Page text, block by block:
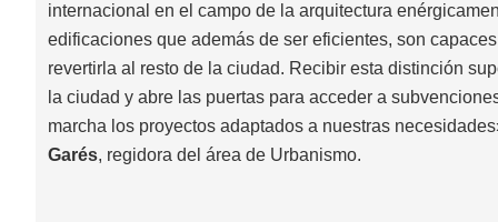
internacional en el campo de la arquitectura
edificaciones que además de ser eficientes, son
revertirla al resto de la ciudad. Recibir esta distinción
la ciudad y abre las puertas para acceder a
marcha los proyectos adaptados a nuestras
Garés, regidora del área de Urbanismo.